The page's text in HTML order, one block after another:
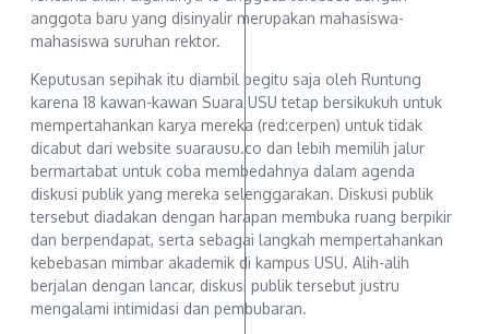
anggota baru yang disinyalir merupakan mahasiswa-
mahasiswa suruhan rektor.
Keputusan sepihak itu diambil begitu saja oleh Runtung
karena 18 kawan-kawan Suara USU tetap bersikukuh untuk
mempertahankan karya mereka (red:cerpen) untuk tidak
dicabut dari website suarausu.co dan lebih memilih jalur
bermartabat untuk coba membedahnya dalam agenda
diskusi publik yang mereka selenggarakan. Diskusi publik
tersebut diadakan dengan harapan membuka ruang berpikir
dan berpendapat, serta sebagai langkah mempertahankan
kebebasan mimbar akademik di kampus USU. Alih-alih
berjalan dengan lancar, diskusi publik tersebut justru
mengalami intimidasi dan pembubaran.